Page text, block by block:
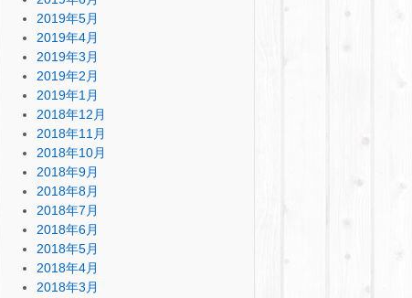
2019年5月
2019年4月
2019年3月
2019年2月
2019年1月
2018年12月
2018年11月
2018年10月
2018年9月
2018年8月
2018年7月
2018年6月
2018年5月
2018年4月
2018年3月